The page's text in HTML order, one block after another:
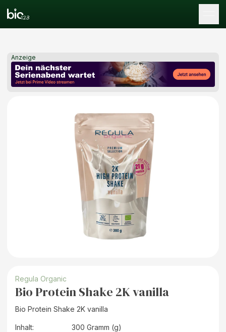
Anzeige
Regula Organic
Bio Protein Shake 2K vanilla
Bio Protein Shake 2K vanilla
Inhalt:
300 Gramm (g)